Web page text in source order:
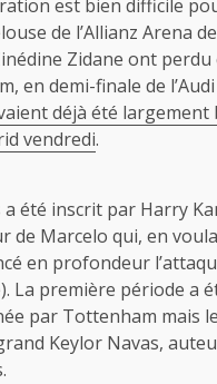
est bien difficile
de l’Allianz Arena
Zidane ont perdu
en demi-finale de l’Audi
déjà été
vendredi.
été inscrit par Harry
de Marcelo qui, en
en profondeur
La première période a
par Tottenham mais
Keylor Navas,